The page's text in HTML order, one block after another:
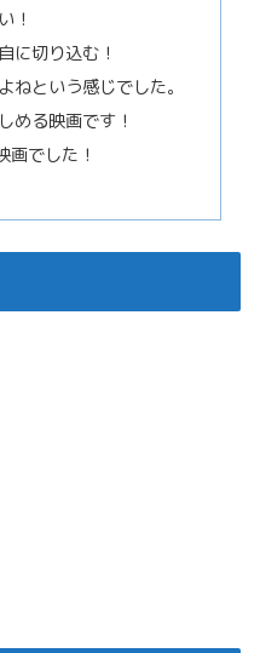
！
に切り込む！
ねという感じでした。
める映画です！
画でした！